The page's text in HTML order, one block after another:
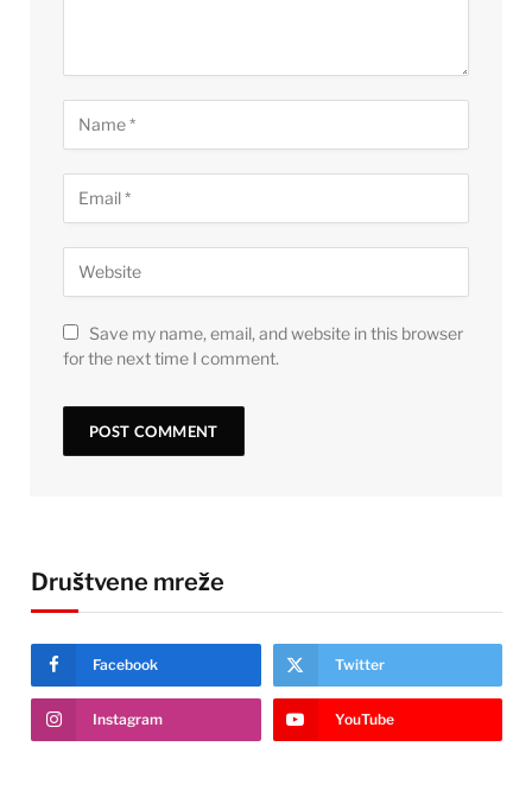
Save my name, email, and website in this browser
for the next time I comment.
Društvene mreže
Facebook Twitter
Instagram YouTube